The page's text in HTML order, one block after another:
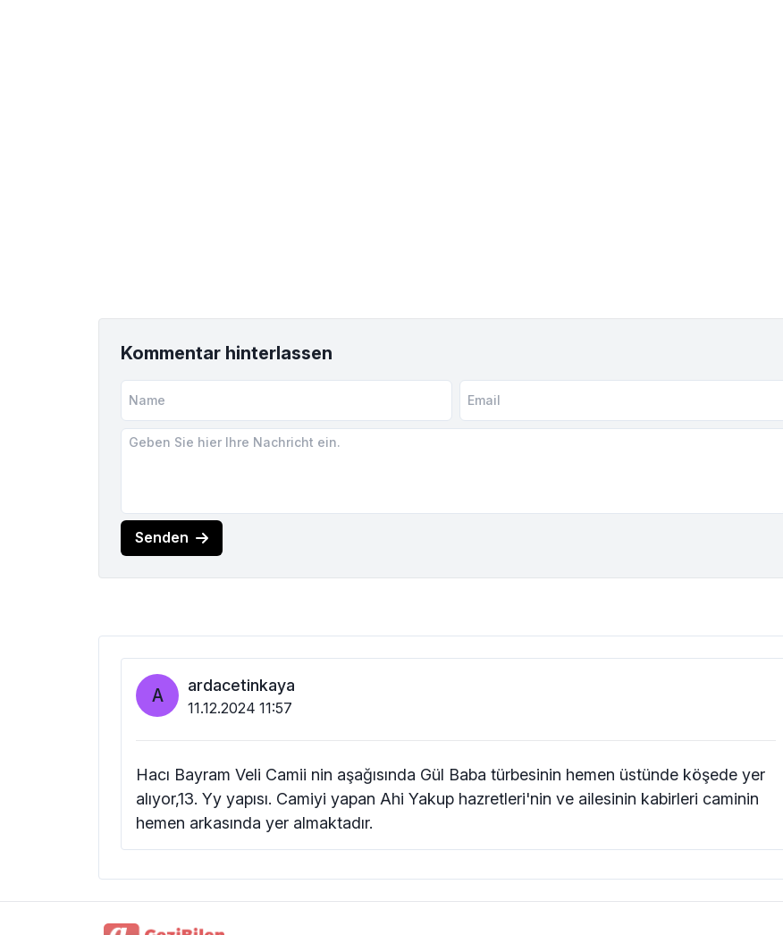
Kommentar hinterlassen
Senden
A ardacetinkaya
11.12.2024 11:57
Hacı Bayram Veli Camii nin aşağısında Gül Baba türbesinin hemen üstünde köşede yer
alıyor,13. Yy yapısı. Camiyi yapan Ahi Yakup hazretleri'nin ve ailesinin kabirleri caminin
hemen arkasında yer almaktadır.